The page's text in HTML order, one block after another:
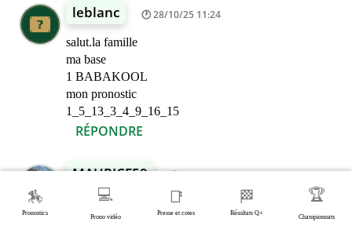
leblanc 28/10/25 11:24
salut.la famille
ma base
1 BABAKOOL
mon pronostic
1_5_13_3_4_9_16_15
RÉPONDRE
MAURICE59 28/10/25 11:32
Bonjour
Ma base
🏇
Pronostics
💻
Prono vidéo
📑
Presse et cotes
🏁
Résultats Q+
🏆
Championnats